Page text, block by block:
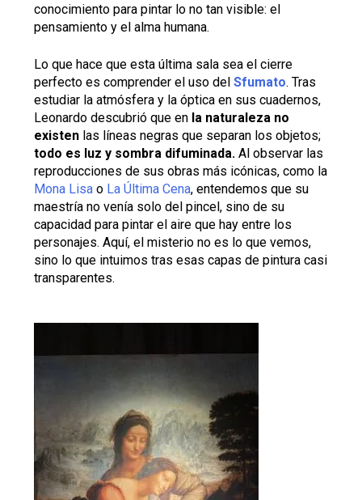
conocimiento para pintar lo no tan visible: el
pensamiento y el alma humana.
Lo que hace que esta última sala sea el cierre
perfecto es comprender el uso del Sfumato. Tras
estudiar la atmósfera y la óptica en sus cuadernos,
Leonardo descubrió que en la naturaleza no
existen las líneas negras que separan los objetos;
todo es luz y sombra difuminada. Al observar las
reproducciones de sus obras más icónicas, como la
Mona Lisa o La Última Cena, entendemos que su
maestría no venía solo del pincel, sino de su
capacidad para pintar el aire que hay entre los
personajes. Aquí, el misterio no es lo que vemos,
sino lo que intuimos tras esas capas de pintura casi
transparentes.